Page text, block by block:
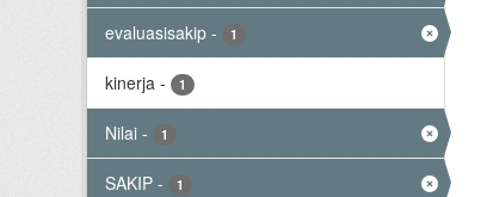
evaluasisakip - 1
kinerja - 1
Nilai - 1
SAKIP - 1